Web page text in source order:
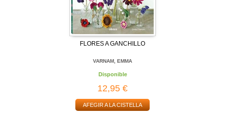
FLORES A GANCHILLO
VARNAM, EMMA
Disponible
12,95 €
AFEGIR A LA CISTELLA